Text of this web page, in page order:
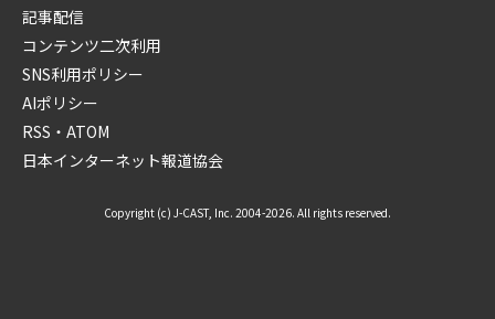
記事配信
コンテンツ二次利用
SNS利用ポリシー
AIポリシー
RSS・ATOM
日本インターネット報道協会
Copyright (c) J-CAST, Inc. 2004-2026. All rights reserved.